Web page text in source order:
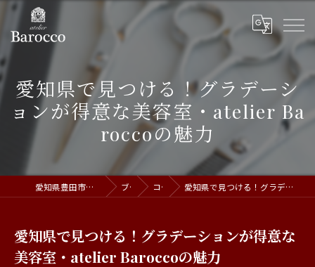
愛知県で見つける！グラデーシ
ョンが得意な美容室・atelier Ba
roccoの魅力
愛知県豊田市の美容室ならatelier Barocco ブログ コラム 愛知県で見つける！グラデーションが得意な美容室・atelier Baroccoの魅力
愛知県で見つける！グラデーションが得意な
美容室・atelier Baroccoの魅力